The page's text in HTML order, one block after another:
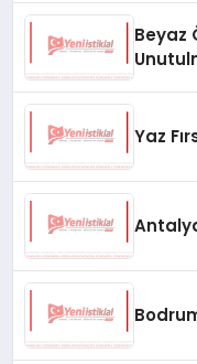
Beyaz
Yaz